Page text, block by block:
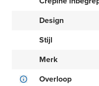
Design
Stijl
Merk
Overloop